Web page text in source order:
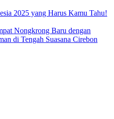
2025 yang Harus Kamu Tahu!
Nongkrong Baru dengan
di Tengah Suasana Cirebon